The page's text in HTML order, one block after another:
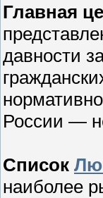
Главная
давности
России —
Список
наиболее